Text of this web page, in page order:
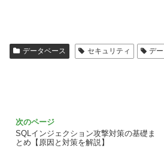
データベース セキュリティ デ
SQLインジェクション攻撃対策の基礎ま
とめ【原因と対策を解説】